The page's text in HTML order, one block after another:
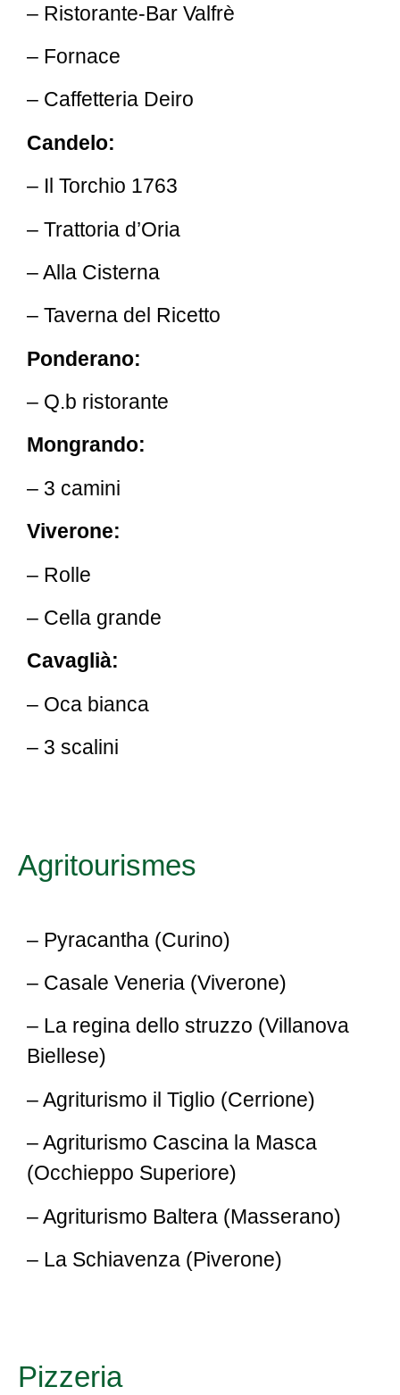
– Ristorante-Bar Valfrè
– Fornace
– Caffetteria Deiro
Candelo:
– Il Torchio 1763
– Trattoria d’Oria
– Alla Cisterna
– Taverna del Ricetto
Ponderano:
– Q.b ristorante
Mongrando:
– 3 camini
Viverone:
– Rolle
– Cella grande
Cavaglià:
– Oca bianca
– 3 scalini
Agritourismes
– Pyracantha (Curino)
– Casale Veneria (Viverone)
– La regina dello struzzo (Villanova
Biellese)
– Agriturismo il Tiglio (Cerrione)
– Agriturismo Cascina la Masca
(Occhieppo Superiore)
– Agriturismo Baltera (Masserano)
– La Schiavenza (Piverone)
Pizzeria